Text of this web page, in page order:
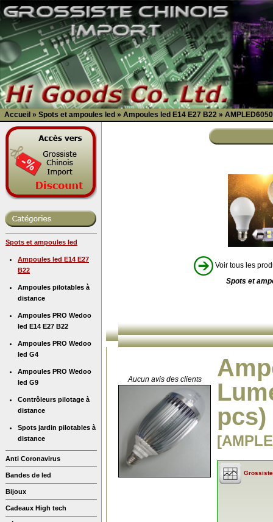
Accueil » Spots et ampoules led » Ampoules led E14 E27 B22 »
Spots et ampoules led
Ampoules led E14 E27
B22
Ampoules pilotables à
distance
Ampoules PRO Wedoo
led E14 E27 B22
Ampoules PRO Wedoo
led G4
Ampoules PRO Wedoo
led G9
Contrôleurs pilotage à
distance
Spots jardin pilotables à
distance
Anti Coronavirus
Bandes de led
Bijoux
Cadeaux High tech
Voir tous les
Spots et
Aucun avis des clients
pcs)